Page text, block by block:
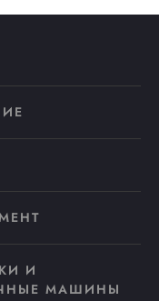
И
МАШИНЫ